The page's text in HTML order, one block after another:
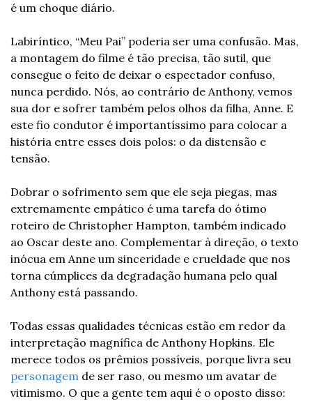
é um choque diário.
Labiríntico, “Meu Pai” poderia ser uma confusão. Mas,
a montagem do filme é tão precisa, tão sutil, que
consegue o feito de deixar o espectador confuso,
nunca perdido. Nós, ao contrário de Anthony, vemos
sua dor e sofrer também pelos olhos da filha, Anne. E
este fio condutor é importantíssimo para colocar a
história entre esses dois polos: o da distensão e
tensão.
Dobrar o sofrimento sem que ele seja piegas, mas
extremamente empático é uma tarefa do ótimo
roteiro de Christopher Hampton, também indicado
ao Oscar deste ano. Complementar à direção, o texto
inócua em Anne um sinceridade e crueldade que nos
torna cúmplices da degradação humana pelo qual
Anthony está passando.
Todas essas qualidades técnicas estão em redor da
interpretação magnífica de Anthony Hopkins. Ele
personagem de ser raso, ou mesmo um avatar de
vitimismo. O que a gente tem aqui é o oposto disso: